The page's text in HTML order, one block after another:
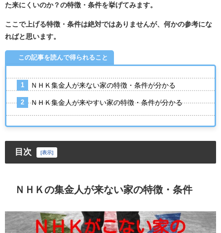
た来にくいのか？の特徴・条件を挙げてみます。
ここで上げる特徴・条件は絶対ではありませんが、何かの参考にな
ればと思います。
この記事を読んで得られること
ＮＨＫ集金人が来ない家の特徴・条件が分かる
ＮＨＫ集金人が来やすい家の特徴・条件が分かる
目次 [表示]
ＮＨＫの集金人が来ない家の特徴・条件